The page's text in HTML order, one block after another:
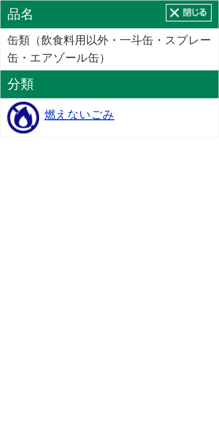
品名
缶類（飲食料用以外・一斗缶・スプレー
缶・エアゾール缶）
分類
燃えないごみ